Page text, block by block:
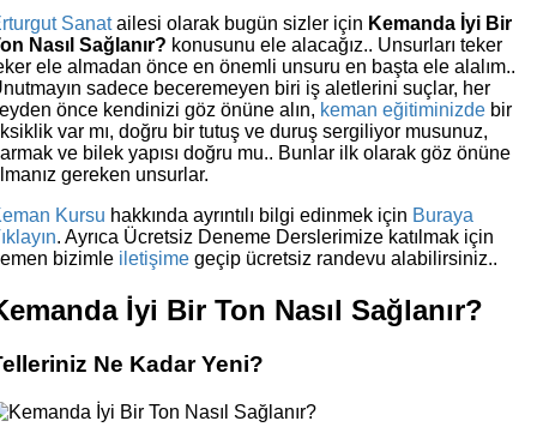
Sanatailesi olarak bugün sizler için Kemanda İyi Bir
Nasıl Sağlanır? konusunu ele alacağız.. Unsurları teker
ele almadan önce en önemli unsuru en başta ele alalım..
sadece beceremeyen biri iş aletlerini suçlar, her
önce kendinizi göz önüne alın, keman eğitiminizde bir
var mı, doğru bir tutuş ve duruş sergiliyor musunuz,
ve bilek yapısı doğru mu.. Bunlar ilk olarak göz önüne
gereken unsurlar.
Kursu hakkında ayrıntılı bilgi edinmek için Buraya
. Ayrıca Ücretsiz Deneme Derslerimize katılmak için
bizimle iletişime geçip ücretsiz randevu alabilirsiniz..
İyi Bir Ton Nasıl Sağlanır?
Ne Kadar Yeni?